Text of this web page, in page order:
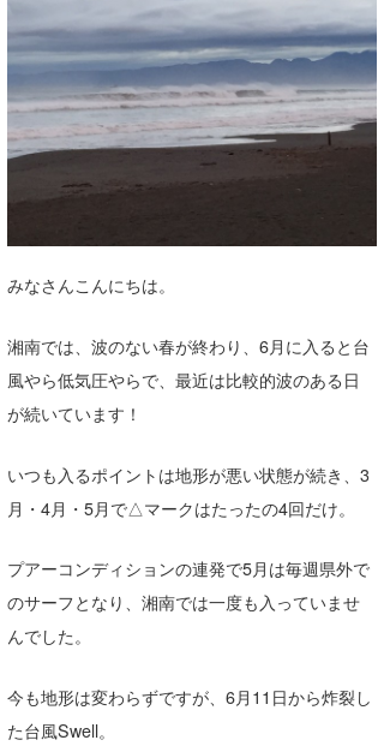
サーフィンエリアガイド
会員メニュー
今月のプレゼント
みなさんこんにちは。
湘南では、波のない春が終わり、6月に入ると台
風やら低気圧やらで、最近は比較的波のある日
が続いています！
いつも入るポイントは地形が悪い状態が続き、3
月・4月・5月で△マークはたったの4回だけ。
プアーコンディションの連発で5月は毎週県外で
のサーフとなり、湘南では一度も入っていませ
んでした。
今も地形は変わらずですが、6月11日から炸裂し
た台風Swell。
ショップ情報
ショップ情報
湘南
四国
沖縄
ウラナミ
お知らせ
サーファーズ
ライター/寄稿メディア
Naoya Kimoto
メディア